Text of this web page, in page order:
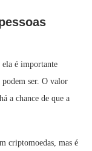
ela é importante
podem ser. O valor
a chance de que a
criptomoedas, mas é